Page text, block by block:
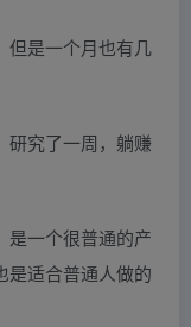
但是一个月也有几
研究了一周，躺赚
是一个很普通的产
是适合普通人做的